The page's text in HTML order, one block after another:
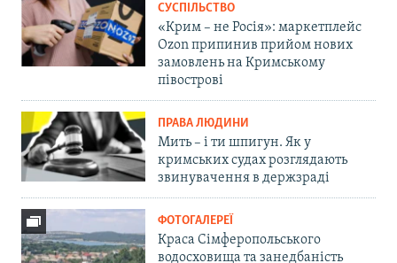
СУСПІЛЬСТВО
«Крим – не Росія»: маркетплейс
Ozon припинив прийом нових
замовлень на Кримському
півострові
ПРАВА ЛЮДИНИ
Мить – і ти шпигун. Як у
кримських судах розглядають
звинувачення в держзраді
ФОТОГАЛЕРЕЇ
Краса Сімферопольського
водосховища та занедбаність